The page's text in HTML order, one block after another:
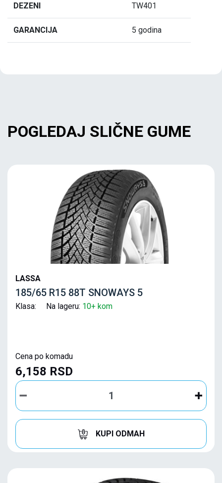
DEZENI TW401
GARANCIJA 5 godina
POGLEDAJ SLIČNE GUME
LASSA
185/65 R15 88T SNOWAYS 5
Klasa: Na lageru: 10+ kom
Cena po komadu
6,158 RSD
KUPI ODMAH